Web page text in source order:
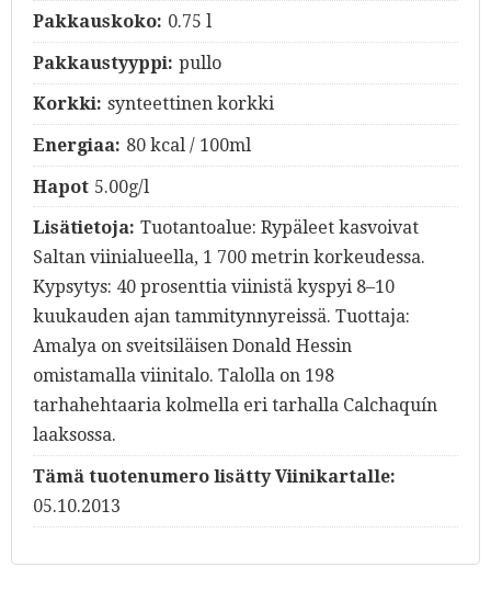
Pakkauskoko: 0.75 l
Pakkaustyyppi: pullo
Korkki: synteettinen korkki
Energiaa: 80 kcal / 100ml
Hapot 5.00g/l
Lisätietoja: Tuotantoalue: Rypäleet kasvoivat
Saltan viinialueella, 1 700 metrin korkeudessa.
Kypsytys: 40 prosenttia viinistä kyspyi 8–10
kuukauden ajan tammitynnyreissä. Tuottaja:
Amalya on sveitsiläisen Donald Hessin
omistamalla viinitalo. Talolla on 198
tarhahehtaaria kolmella eri tarhalla Calchaquín
laaksossa.
Tämä tuotenumero lisätty Viinikartalle:
05.10.2013